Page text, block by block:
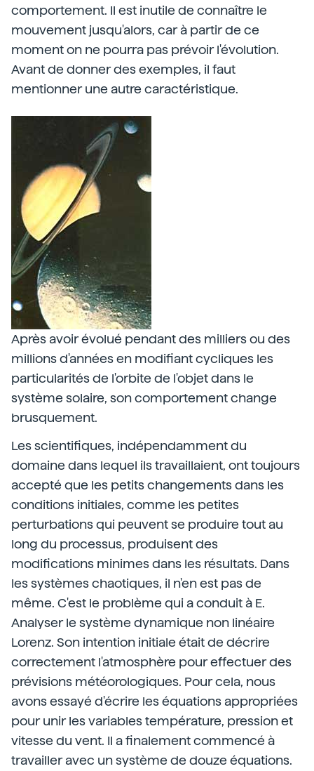
comportement. Il est inutile de connaître le
mouvement jusqu'alors, car à partir de ce
moment on ne pourra pas prévoir l'évolution.
Avant de donner des exemples, il faut
mentionner une autre caractéristique.
Après avoir évolué pendant des milliers ou des
millions d'années en modifiant cycliques les
particularités de l'orbite de l'objet dans le
système solaire, son comportement change
brusquement.
Les scientifiques, indépendamment du
domaine dans lequel ils travaillaient, ont toujours
accepté que les petits changements dans les
conditions initiales, comme les petites
perturbations qui peuvent se produire tout au
long du processus, produisent des
modifications minimes dans les résultats. Dans
les systèmes chaotiques, il n'en est pas de
même. C'est le problème qui a conduit à E.
Analyser le système dynamique non linéaire
Lorenz. Son intention initiale était de décrire
correctement l'atmosphère pour effectuer des
prévisions météorologiques. Pour cela, nous
avons essayé d'écrire les équations appropriées
pour unir les variables température, pression et
vitesse du vent. Il a finalement commencé à
travailler avec un système de douze équations.